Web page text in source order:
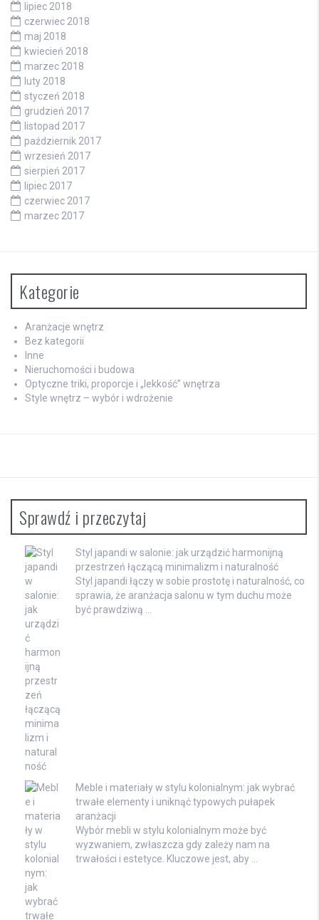
lipiec 2018
czerwiec 2018
maj 2018
kwiecień 2018
marzec 2018
luty 2018
styczeń 2018
grudzień 2017
listopad 2017
październik 2017
wrzesień 2017
sierpień 2017
lipiec 2017
czerwiec 2017
marzec 2017
Kategorie
Aranżacje wnętrz
Bez kategorii
Inne
Nieruchomości i budowa
Optyczne triki, proporcje i „lekkość” wnętrza
Style wnętrz – wybór i wdrożenie
Sprawdź i przeczytaj
Styl japandi w salonie: jak urządzić harmonijną
przestrzeń łączącą minimalizm i naturalność
Styl japandi łączy w sobie prostotę i naturalność, co
sprawia, że aranżacja salonu w tym duchu może
być prawdziwą …
Meble i materiały w stylu kolonialnym: jak wybrać
trwałe elementy i uniknąć typowych pułapek
aranżacji
Wybór mebli w stylu kolonialnym może być
wyzwaniem, zwłaszcza gdy zależy nam na
trwałości i estetyce. Kluczowe jest, aby …